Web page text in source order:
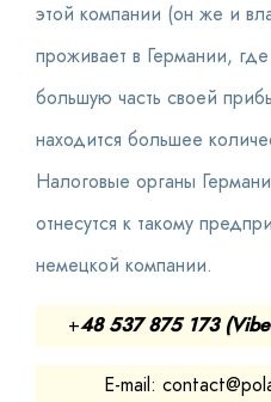
этой компании (он же и
проживает в Германии,
большую часть своей
находится большее
Налоговые органы
отнесутся к такому
немецкой компании.
+48 537 875 173
E-mail: